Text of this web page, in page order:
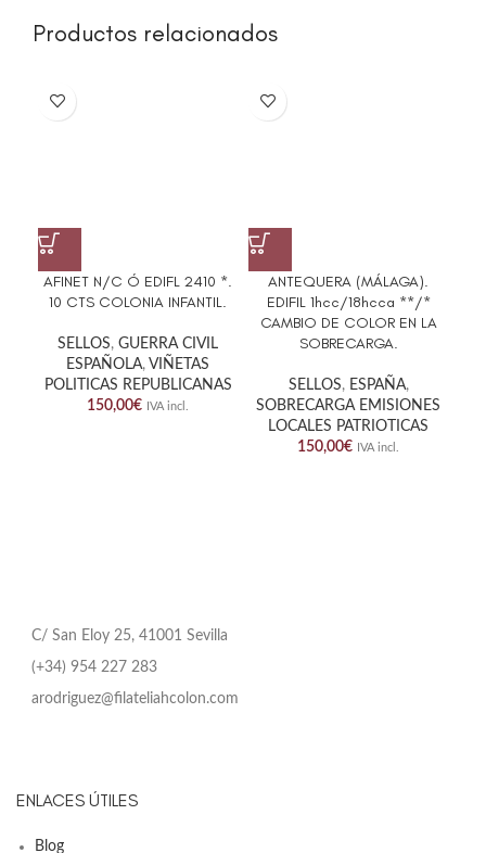
Productos relacionados
AFINET N/C Ó EDIFL 2410 *.
10 CTS COLONIA INFANTIL.
SELLOS, GUERRA CIVIL
ESPAÑOLA, VIÑETAS
POLITICAS REPUBLICANAS
150,00€ IVA incl.
ANTEQUERA (MÁLAGA).
EDIFIL 1hcc/18hcca **/*
CAMBIO DE COLOR EN LA
SOBRECARGA.
SELLOS, ESPAÑA,
SOBRECARGA EMISIONES
LOCALES PATRIOTICAS
150,00€ IVA incl.
C/ San Eloy 25, 41001 Sevilla
(+34) 954 227 283
arodriguez@filateliahcolon.com
ENLACES ÚTILES
Blog